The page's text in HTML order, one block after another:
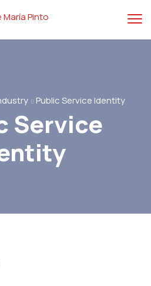
Public Service Identity
Service